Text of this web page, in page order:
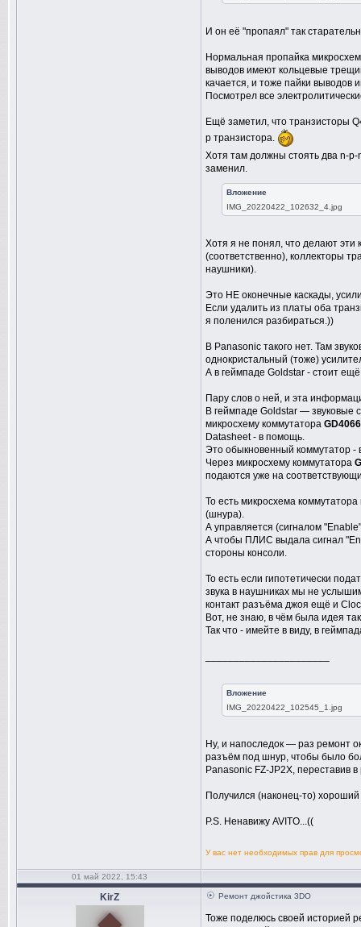
И он её "пропаял" так
Нормальная пропайка
выводов имеют кольцевые
качается, и тоже пайки выводов
Посмотрел все
Ещё заметил, что транзисторы
p транзистора.
Хотя там должны стоять два n-
заменил.
Вложение
IMG_20220422_102632_4.jpg
Хотя я не понял, что делают эти
(соответственно), коллекторы
наушники).
Это НЕ оконечные каскады,
Если удалить из платы оба
я поленился разбираться.))
В Panasonic такого нет. Там
однокристальный (тоже)
А в геймпаде Goldstar - стоит
Пару слов о ней, и эта
В геймпаде Goldstar — звуковые
микросхему коммутатора
Datasheet - в помощь.
Это обыкновенный коммутатор -
Через микросхему коммутатора
подаются уже на
То есть микросхема
(шнура).
А управляется (сигналом
А чтобы ПЛИС выдала сигнал
стороны консоли.
То есть если гипотетически
звука в наушниках мы не
контакт разъёма джоя ещё и
Вот, не знаю, в чём была идея
Так что - имейте в виду, в
Вложение
IMG_20220422_102545_1.jpg
Ну, и напоследок — раз ремонт
разъём под шнур, чтобы было
Panasonic FZ-JP2X, переставив
Получился (наконец-то)
P.S. Ненавижу AVITO...((
У вас нет необходимых прав для
01 май 2022, 15:43
KirZ Ремонт джойстика 3DO
Тоже поделюсь своей историей